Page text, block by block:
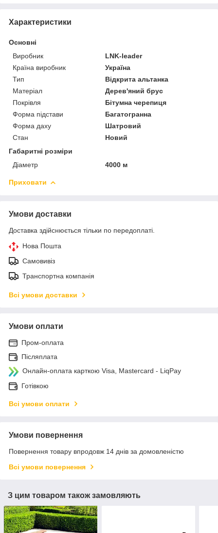
Характеристики
Основні
Виробник
LNK-leader
Країна виробник
Україна
Тип
Відкрита альтанка
Матеріал
Дерев'яний брус
Покрівля
Бітумна черепиця
Форма підстави
Багатогранна
Форма даху
Шатровий
Стан
Новий
Габаритні розміри
Діаметр
4000 м
Приховати
Умови доставки
Доставка здійснюється тільки по передоплаті.
Нова Пошта
Самовивіз
Транспортна компанія
Всі умови доставки
Умови оплати
Пром-оплата
Післяплата
Онлайн-оплата карткою Visa, Mastercard - LiqPay
Готівкою
Всі умови оплати
Умови повернення
Повернення товару впродовж 14 днів за домовленістю
Всі умови повернення
З цим товаром також замовляють